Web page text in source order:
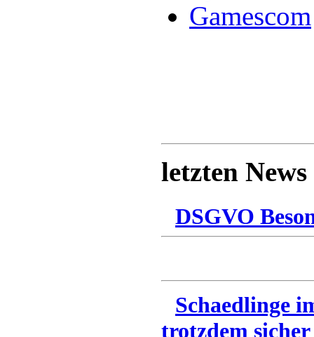
Gamescom
letzten News
DSGVO
Schaedlinge
trotzdem